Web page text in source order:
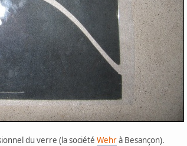
du verre (la sociétéWehrà Besançon).